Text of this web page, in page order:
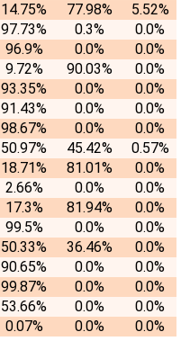
14.75% 77.98%
5.52%
97.73% 0.3%
0.0%
96.9% 0.0%
0.0%
9.72% 90.03%
0.0%
93.35% 0.0%
0.0%
91.43% 0.0%
0.0%
98.67% 0.0%
0.0%
50.97% 45.42%
0.57%
18.71% 81.01%
0.0%
2.66% 0.0%
0.0%
17.3% 81.94%
0.0%
99.5% 0.0%
0.0%
50.33% 36.46%
0.0%
90.65% 0.0%
0.0%
99.87% 0.0%
0.0%
53.66% 0.0%
0.0%
0.07% 0.0% 0.0%